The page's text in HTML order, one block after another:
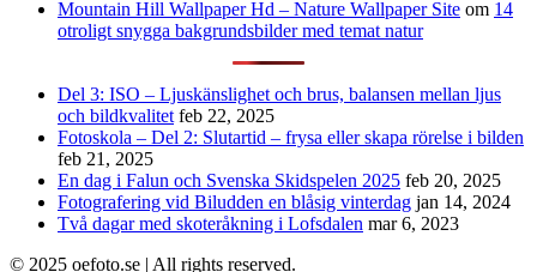
Mountain Hill Wallpaper Hd – Nature Wallpaper Site om 14
otroligt snygga bakgrundsbilder med temat natur
Del 3: ISO – Ljuskänslighet och brus, balansen mellan ljus
och bildkvalitet feb 22, 2025
Fotoskola – Del 2: Slutartid – frysa eller skapa rörelse i bilden
feb 21, 2025
En dag i Falun och Svenska Skidspelen 2025 feb 20, 2025
Fotografering vid Biludden en blåsig vinterdag jan 14, 2024
Två dagar med skoteråkning i Lofsdalen mar 6, 2023
© 2025 oefoto.se | All rights reserved.